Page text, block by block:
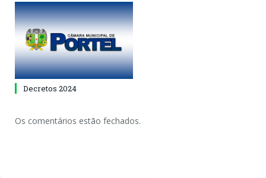
Decretos 2024
Os comentários estão fechados.